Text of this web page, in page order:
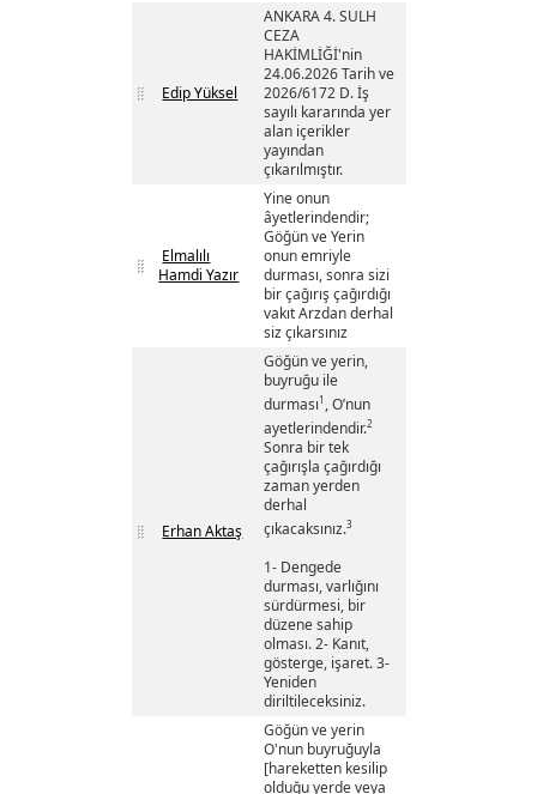
Edip Yüksel
ANKARA 4. SULH
CEZA
HAKİMLİĞİ'nin
24.06.2026 Tarih ve
2026/6172 D. İş
sayılı kararında yer
alan içerikler
yayından
çıkarılmıştır.
Elmalılı
Hamdi Yazır
Yine onun
âyetlerindendir;
Göğün ve Yerin
onun emriyle
durması, sonra sizi
bir çağırış çağırdığı
vakıt Arzdan derhal
siz çıkarsınız
Erhan Aktaş
Göğün ve yerin,
buyruğu ile
durması1 , O’nun
ayetlerindendir.2
Sonra bir tek
çağırışla çağırdığı
zaman yerden
derhal
çıkacaksınız.3
1- Dengede
durması, varlığını
sürdürmesi, bir
düzene sahip
olması. 2- Kanıt,
gösterge, işaret. 3-
Yeniden
diriltileceksiniz.
Göğün ve yerin
O'nun buyruğuyla
[hareketten kesilip
olduğu yerde veya